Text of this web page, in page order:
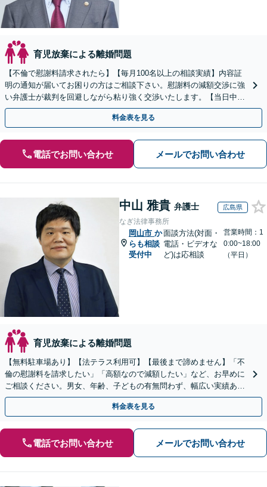
育児放棄による離婚問題
【不倫で慰謝料請求されたら】【毎月100名以上の相談実績】内容証
明の通知が届いてお困りの方はご相談下さい。慰謝料の減額交渉に強
い弁護士が裁判を回避しながら粘り強く交渉いたします。【当日中の
相談可(予約制)】【全国対応】
料金表を見る
電話でお問い合わせ メールでお問い合わせ
中山 雅貴 弁護士 広島県
なぎ法律事務所
岡山市 か
らも相談
受付中
面談方法(対面・
電話・ビデオな
ど)は応相談
営業時間：1
0:00~18:00
（平日）
育児放棄による離婚問題
【無料駐車場あり】【法テラス利用可】【最後まで諦めません】「不
倫の慰謝料を請求したい」「高額なので減額したい」など、お早めに
ご相談ください。男女、年齢、子どもの有無問わず、幅広い実績あ
り。当日相談も可能な限り対応【子連れ相談可】【秘密厳守】
料金表を見る
電話でお問い合わせ メールでお問い合わせ